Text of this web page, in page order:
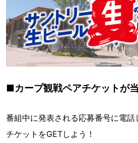
■カープ観戦ペアチケットが
番組中に発表される応募番号に電
チケットをGETしよう！